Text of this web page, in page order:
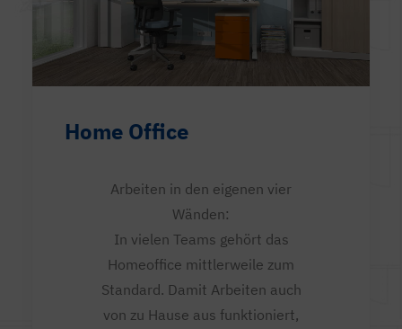
Home Office
Arbeiten in den eigenen vier
Wänden:
In vielen Teams gehört das
Homeoffice mittlerweile zum
Standard. Damit Arbeiten auch
von zu Hause aus funktioniert,